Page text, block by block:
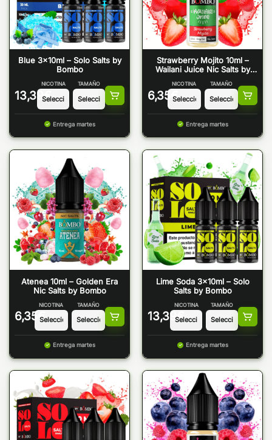
Blue 3x10ml – Solo Salts by
Bombo
13,39€
NICOTINA TAMAÑO
Entrega martes
Strawberry Mojito 10ml –
Wailani Juice Nic Salts by
6,35 €
NICOTINA TAMAÑO
Entrega martes
Atenea 10ml – Golden Era
Nic Salts by Bombo
6,35 €
NICOTINA TAMAÑO
Entrega martes
Lime Soda 3x10ml – Solo
Salts by Bombo
13,39€
NICOTINA TAMAÑO
Entrega martes